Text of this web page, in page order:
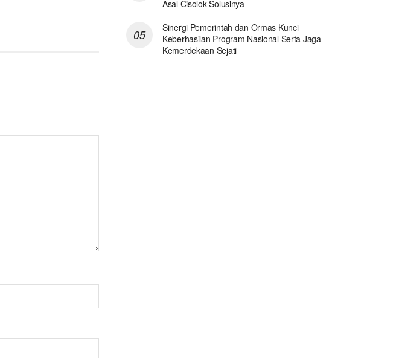
Asal Cisolok Solusinya
Sinergi Pemerintah dan Ormas Kunci
Keberhasilan Program Nasional Serta Jaga
Kemerdekaan Sejati